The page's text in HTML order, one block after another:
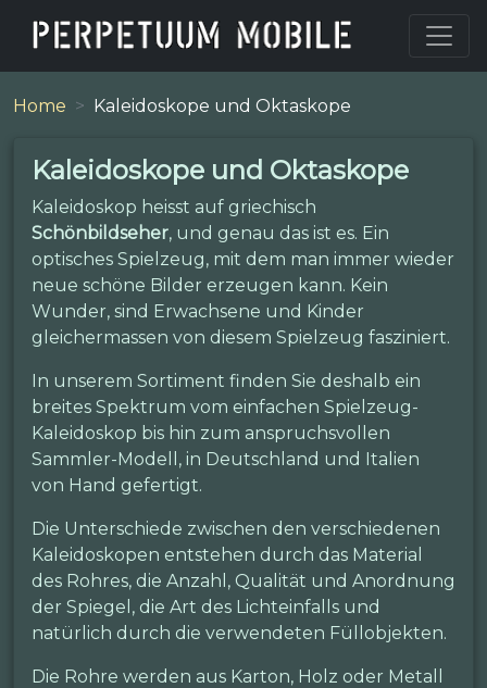
Home Kaleidoskope und Oktaskope
Kaleidoskope und Oktaskope
Kaleidoskop heisst auf griechisch
Schönbildseher, und genau das ist es. Ein
optisches Spielzeug, mit dem man immer wieder
neue schöne Bilder erzeugen kann. Kein
Wunder, sind Erwachsene und Kinder
gleichermassen von diesem Spielzeug fasziniert.
In unserem Sortiment finden Sie deshalb ein
breites Spektrum vom einfachen Spielzeug-
Kaleidoskop bis hin zum anspruchsvollen
Sammler-Modell, in Deutschland und Italien
von Hand gefertigt.
Die Unterschiede zwischen den verschiedenen
Kaleidoskopen entstehen durch das Material
des Rohres, die Anzahl, Qualität und Anordnung
der Spiegel, die Art des Lichteinfalls und
natürlich durch die verwendeten Füllobjekten.
Die Rohre werden aus Karton, Holz oder Metall